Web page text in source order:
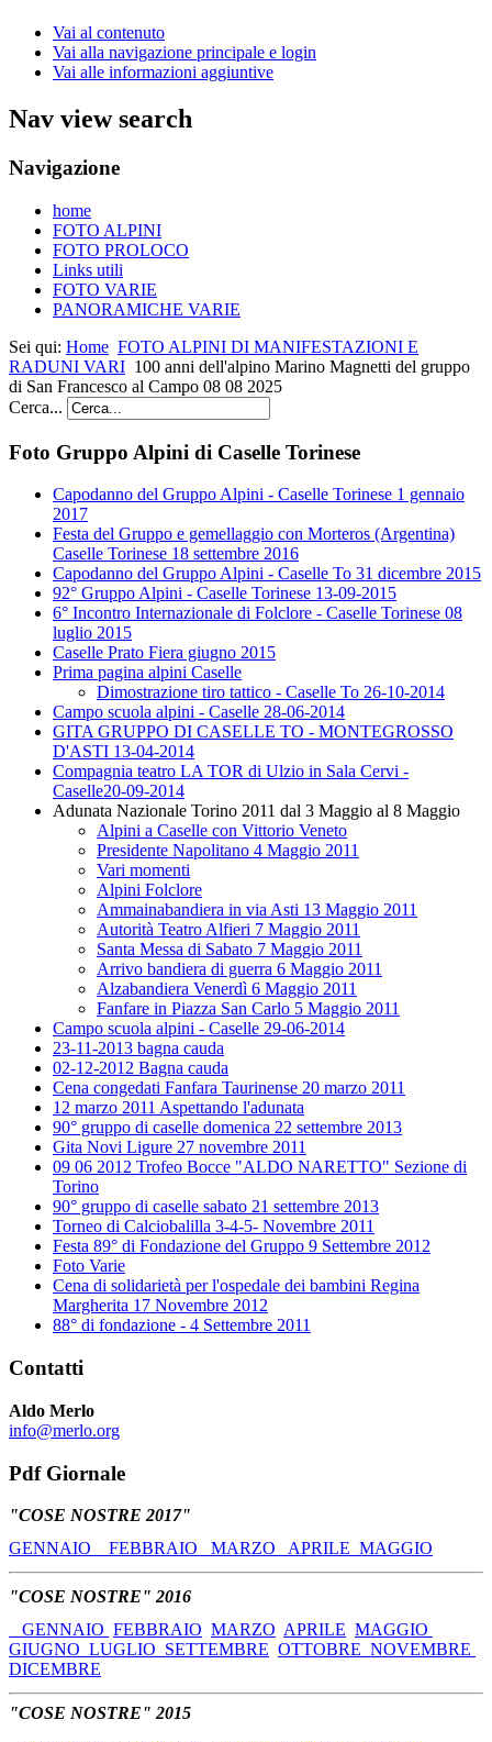
Vai al contenuto
Vai alla navigazione principale e login
Vai alle informazioni aggiuntive
Nav view search
Navigazione
home
FOTO ALPINI
FOTO PROLOCO
Links utili
FOTO VARIE
PANORAMICHE VARIE
Sei qui: Home FOTO ALPINI DI MANIFESTAZIONI E
RADUNI VARI 100 anni dell'alpino Marino Magnetti del gruppo
di San Francesco al Campo 08 08 2025
Cerca...
Foto Gruppo Alpini di Caselle Torinese
Capodanno del Gruppo Alpini - Caselle Torinese 1 gennaio
2017
Festa del Gruppo e gemellaggio con Morteros (Argentina)
Caselle Torinese 18 settembre 2016
Capodanno del Gruppo Alpini - Caselle To 31 dicembre 2015
92° Gruppo Alpini - Caselle Torinese 13-09-2015
6° Incontro Internazionale di Folclore - Caselle Torinese 08
luglio 2015
Caselle Prato Fiera giugno 2015
Prima pagina alpini Caselle
Dimostrazione tiro tattico - Caselle To 26-10-2014
Campo scuola alpini - Caselle 28-06-2014
GITA GRUPPO DI CASELLE TO - MONTEGROSSO
D'ASTI 13-04-2014
Compagnia teatro LA TOR di Ulzio in Sala Cervi -
Caselle20-09-2014
Adunata Nazionale Torino 2011 dal 3 Maggio al 8 Maggio
Alpini a Caselle con Vittorio Veneto
Presidente Napolitano 4 Maggio 2011
Vari momenti
Alpini Folclore
Ammainabandiera in via Asti 13 Maggio 2011
Autorità Teatro Alfieri 7 Maggio 2011
Santa Messa di Sabato 7 Maggio 2011
Arrivo bandiera di guerra 6 Maggio 2011
Alzabandiera Venerdì 6 Maggio 2011
Fanfare in Piazza San Carlo 5 Maggio 2011
Campo scuola alpini - Caselle 29-06-2014
23-11-2013 bagna cauda
02-12-2012 Bagna cauda
Cena congedati Fanfara Taurinense 20 marzo 2011
12 marzo 2011 Aspettando l'adunata
90° gruppo di caselle domenica 22 settembre 2013
Gita Novi Ligure 27 novembre 2011
09 06 2012 Trofeo Bocce "ALDO NARETTO" Sezione di
Torino
90° gruppo di caselle sabato 21 settembre 2013
Torneo di Calciobalilla 3-4-5- Novembre 2011
Festa 89° di Fondazione del Gruppo 9 Settembre 2012
Foto Varie
Cena di solidarietà per l'ospedale dei bambini Regina
Margherita 17 Novembre 2012
88° di fondazione - 4 Settembre 2011
Contatti
Aldo Merlo
info@merlo.org
Pdf Giornale
"COSE NOSTRE 2017"
GENNAIO FEBBRAIO MARZO APRILE MAGGIO
"COSE NOSTRE" 2016
GENNAIO FEBBRAIO MARZO APRILE MAGGIO
GIUGNO LUGLIO SETTEMBRE OTTOBRE NOVEMBRE
DICEMBRE
"COSE NOSTRE" 2015